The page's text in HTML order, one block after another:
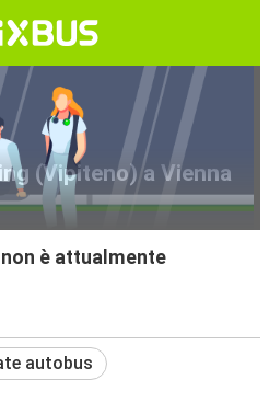
(Vipiteno) a Vienna
è attualmente
autobus